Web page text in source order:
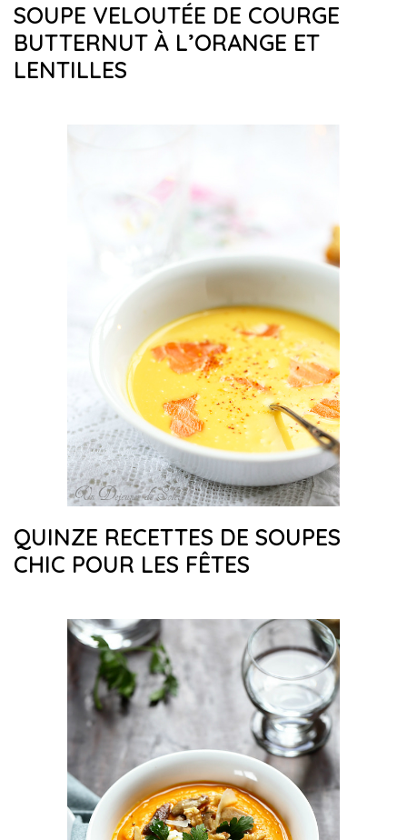
SOUPE VELOUTÉE DE COURGE
BUTTERNUT À L’ORANGE ET
LENTILLES
QUINZE RECETTES DE SOUPES
CHIC POUR LES FÊTES